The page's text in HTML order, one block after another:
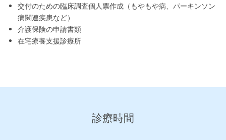
交付のための臨床調査個人票作成（もやもや病、パーキンソン
病関連疾患など）
介護保険の申請書類
在宅療養支援診療所
診療時間